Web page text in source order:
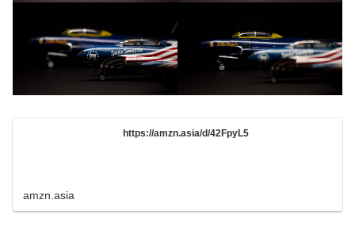
https://amzn.asia/d/42FpyL5
amzn.asia